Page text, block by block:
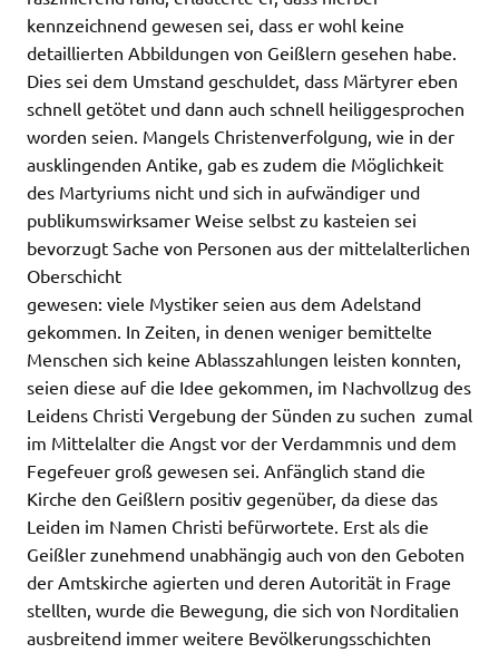
kennzeichnend gewesen sei, dass er wohl keine
detaillierten Abbildungen von Geißlern gesehen habe.
Dies sei dem Umstand geschuldet, dass Märtyrer eben
schnell getötet und dann auch schnell heiliggesprochen
worden seien. Mangels Christenverfolgung, wie in der
ausklingenden Antike, gab es zudem die Möglichkeit
des Martyriums nicht und sich in aufwändiger und
publikumswirksamer Weise selbst zu kasteien sei
bevorzugt Sache von Personen aus der mittelalterlichen
Oberschicht
gewesen: viele Mystiker seien aus dem Adelstand
gekommen. In Zeiten, in denen weniger bemittelte
Menschen sich keine Ablasszahlungen leisten konnten,
seien diese auf die Idee gekommen, im Nachvollzug des
Leidens Christi Vergebung der Sünden zu suchen  zumal
im Mittelalter die Angst vor der Verdammnis und dem
Fegefeuer groß gewesen sei. Anfänglich stand die
Kirche den Geißlern positiv gegenüber, da diese das
Leiden im Namen Christi befürwortete. Erst als die
Geißler zunehmend unabhängig auch von den Geboten
der Amtskirche agierten und deren Autorität in Frage
stellten, wurde die Bewegung, die sich von Norditalien
ausbreitend immer weitere Bevölkerungsschichten